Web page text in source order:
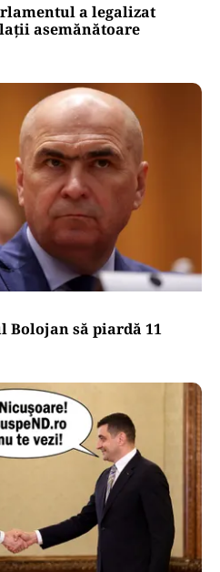
a legalizat
asemănătoare
Bolojan să piardă 11